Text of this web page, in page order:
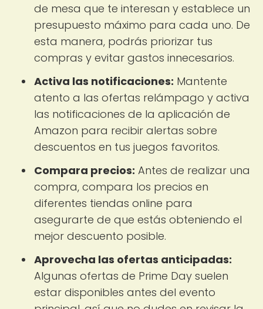
de mesa que te interesan y establece un
presupuesto máximo para cada uno. De
esta manera, podrás priorizar tus
compras y evitar gastos innecesarios.
Activa las notificaciones: Mantente
atento a las ofertas relámpago y activa
las notificaciones de la aplicación de
Amazon para recibir alertas sobre
descuentos en tus juegos favoritos.
Compara precios: Antes de realizar una
compra, compara los precios en
diferentes tiendas online para
asegurarte de que estás obteniendo el
mejor descuento posible.
Aprovecha las ofertas anticipadas:
Algunas ofertas de Prime Day suelen
estar disponibles antes del evento